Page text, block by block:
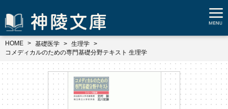
HOME 基礎医学
生理学
コメディカルのための専門基礎分野テキスト 生理学